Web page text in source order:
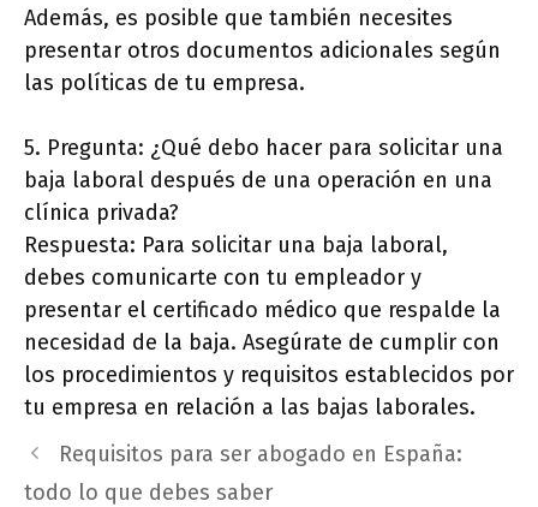
Además, es posible que también necesites
presentar otros documentos adicionales según
las políticas de tu empresa.
5. Pregunta: ¿Qué debo hacer para solicitar una
baja laboral después de una operación en una
clínica privada?
Respuesta: Para solicitar una baja laboral,
debes comunicarte con tu empleador y
presentar el certificado médico que respalde la
necesidad de la baja. Asegúrate de cumplir con
los procedimientos y requisitos establecidos por
tu empresa en relación a las bajas laborales.
Requisitos para ser abogado en España:
todo lo que debes saber